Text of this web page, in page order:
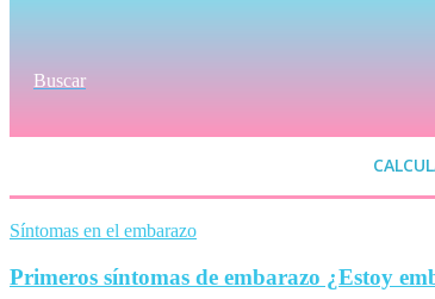
Buscar
Síntomas en el embarazo
Primeros síntomas de embarazo ¿Estoy